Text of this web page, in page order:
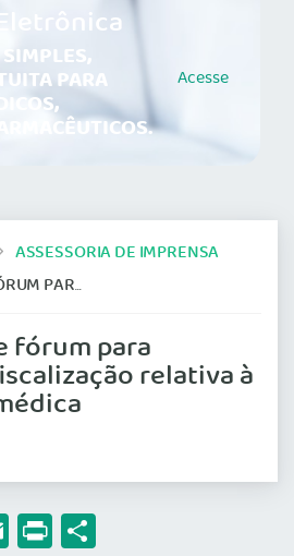
PARA Acesse
ASSESSORIA DE IMPRENSA
À PUBLICIDADE MÉDICA
fórum para
relativa à
Email
Print